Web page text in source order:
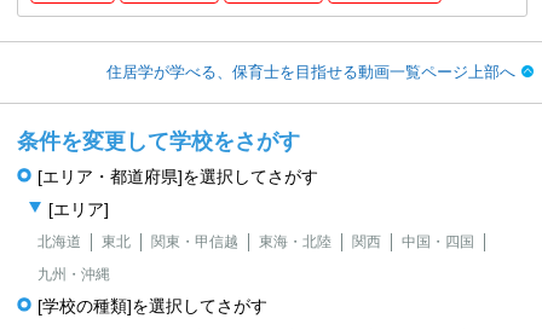
住居学が学べる、保育士を目指せる動画一覧ページ上部へ
条件を変更して学校をさがす
[エリア・都道府県]を選択してさがす
[エリア]
北海道 東北 関東・甲信越 東海・北陸 関西
中国・四国
九州・沖縄
[学校の種類]を選択してさがす